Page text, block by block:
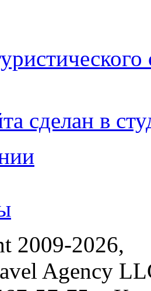
сделан в
2009-2026,
Agency